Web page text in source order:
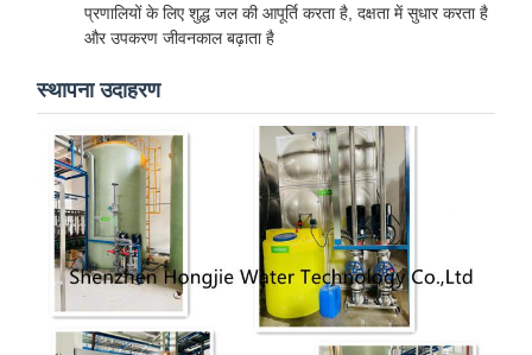
प्रणालियों के लिए शुद्ध जल की आपूर्ति करता है, दक्षता में सुधार करता है
और उपकरण जीवनकाल बढ़ाता है
स्थापना उदाहरण